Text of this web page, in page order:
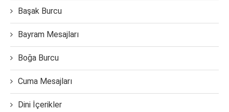
Başak Burcu
Bayram Mesajları
Boğa Burcu
Cuma Mesajları
Dini İçerikler